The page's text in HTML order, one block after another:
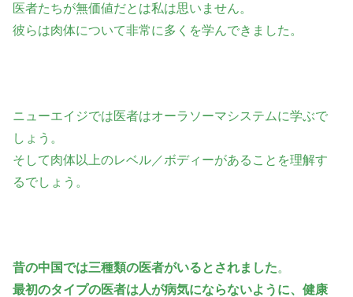
医者たちが無価値だとは私は思いません。
彼らは肉体について非常に多くを学んできました。
ニューエイジでは医者はオーラソーマシステムに学ぶで
しょう。
そして肉体以上のレベル／ボディーがあることを理解す
るでしょう。
昔の中国では三種類の医者がいるとされました。
最初のタイプの医者は人が病気にならないように、健康